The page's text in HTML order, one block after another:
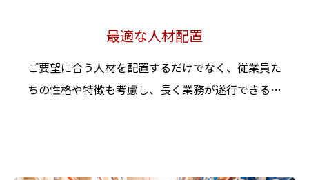
構築につながっています。最適な人材配置
ご要望に合う人材を配置するだけでなく、従業員た
ちの性格や特徴も考慮し、長く業務が遂行できるよ